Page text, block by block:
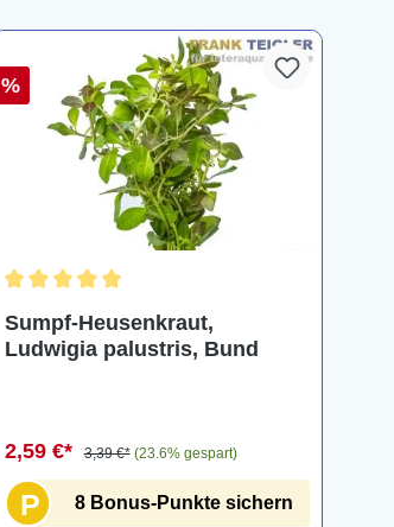
%
Sumpf-Heusenkraut,
Ludwigia palustris, Bund
2,59 €* 3,39 €* (23.6% gespart)
P 8 Bonus-Punkte sichern